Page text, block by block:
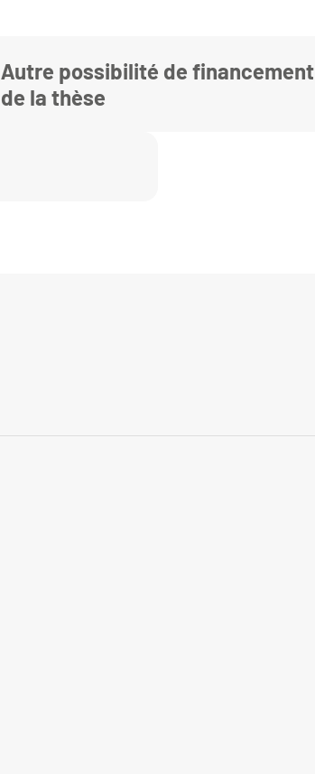
Autre possibilité de financement
de la thèse